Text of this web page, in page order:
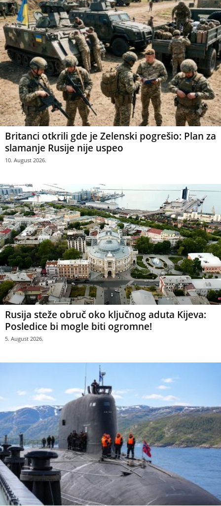
Britanci otkrili gde je Zelenski pogrešio: Plan za
slamanje Rusije nije uspeo
10. August 2026.
Rusija steže obruč oko ključnog aduta Kijeva:
Posledice bi mogle biti ogromne!
5. August 2026.